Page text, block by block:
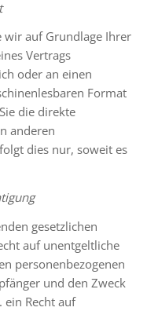
wir auf Grundlage Ihrer
Vertrags
oder an einen
Format
die direkte
anderen
dies nur, soweit es
gesetzlichen
auf unentgeltliche
personenbezogenen
und den Zweck
Recht auf